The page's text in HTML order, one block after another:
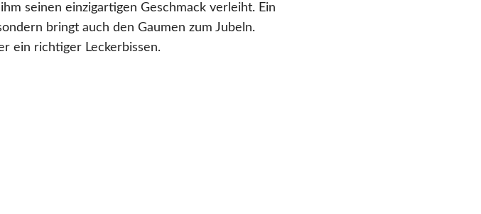
seinen einzigartigen Geschmack verleiht. Ein
bringt auch den Gaumen zum Jubeln.
ein richtiger Leckerbissen.